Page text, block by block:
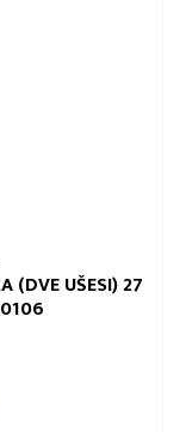
(DVE UŠESI) 27